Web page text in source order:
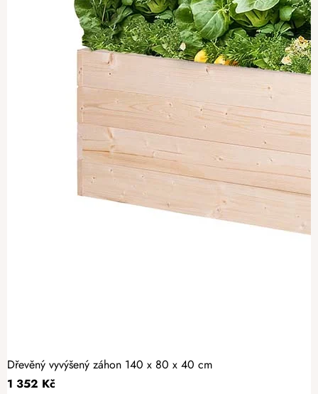
Dřevěný vyvýšený záhon 140 x 80 x 40 cm
1 352 Kč